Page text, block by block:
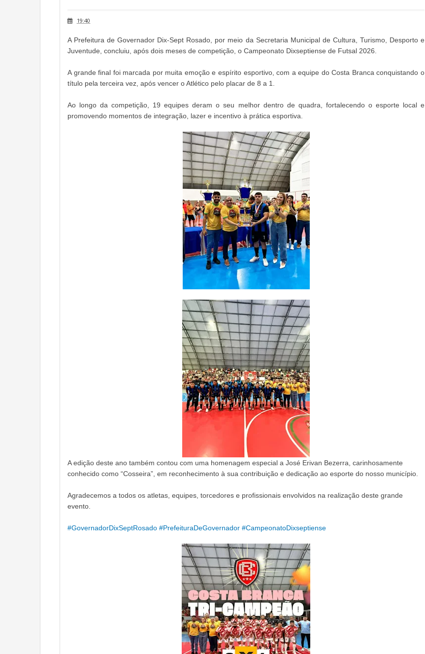
19:40
A Prefeitura de Governador Dix-Sept Rosado, por meio da Secretaria Municipal de Cultura, Turismo, Desporto e
Juventude, concluiu, após dois meses de competição, o Campeonato Dixseptiense de Futsal 2026.
A grande final foi marcada por muita emoção e espírito esportivo, com a equipe do Costa Branca conquistando o
título pela terceira vez, após vencer o Atlético pelo placar de 8 a 1.
Ao longo da competição, 19 equipes deram o seu melhor dentro de quadra, fortalecendo o esporte local e
promovendo momentos de integração, lazer e incentivo à prática esportiva.
A edição deste ano também contou com uma homenagem especial a José Erivan Bezerra, carinhosamente
conhecido como “Cosseira”, em reconhecimento à sua contribuição e dedicação ao esporte do nosso município.
Agradecemos a todos os atletas, equipes, torcedores e profissionais envolvidos na realização deste grande
evento.
#GovernadorDixSeptRosado #PrefeituraDeGovernador #CampeonatoDixseptiense